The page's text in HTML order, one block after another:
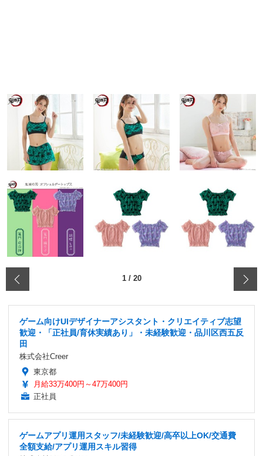
1/ 20
ゲーム向けUIデザイナーアシスタント・クリエイティブ志望
歓迎・「正社員/育休実績あり」・未経験歓迎・品川区西五反
田
株式会社Creer
東京都
月給33万400円～47万400円
正社員
ゲームアプリ運用スタッフ/未経験歓迎/高卒以上OK/交通費
全額支給/アプリ運用スキル習得